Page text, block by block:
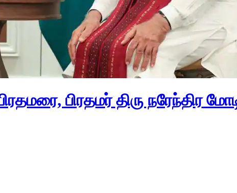
பிரதமர் திரு நரேந்திர